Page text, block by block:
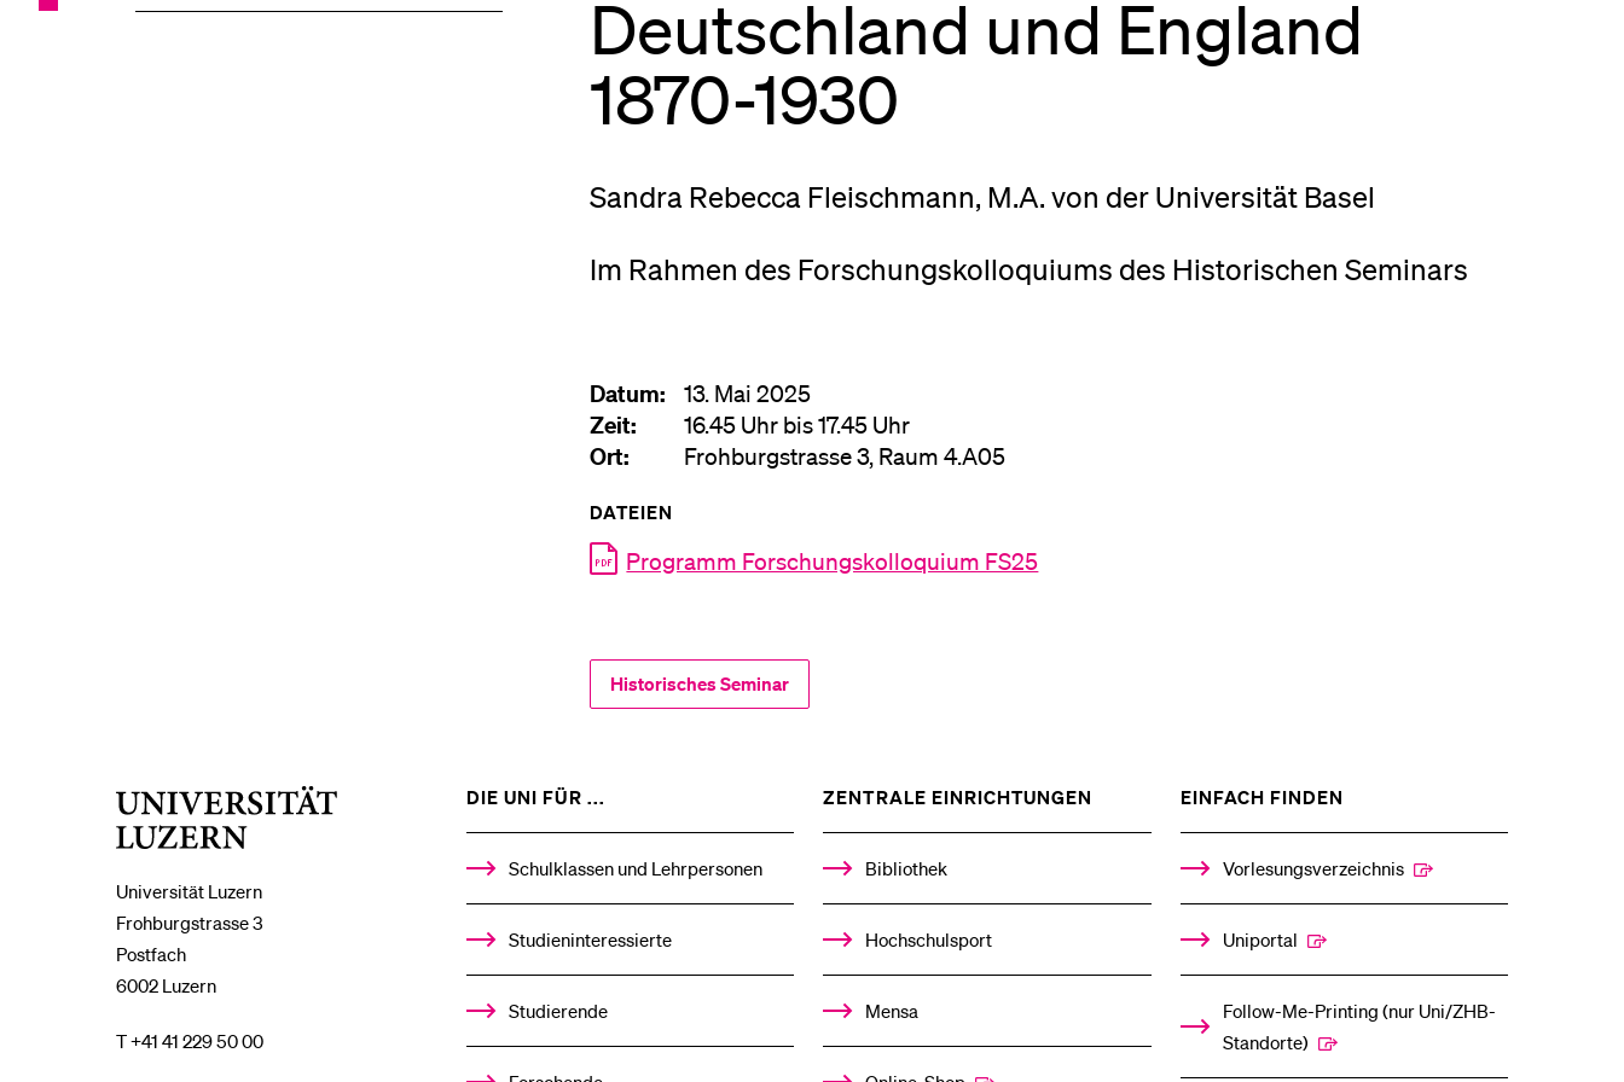
Deutschland und England
1870-1930
Sandra Rebecca Fleischmann, M.A. von der Universität Basel
Im Rahmen des Forschungskolloquiums des Historischen Seminars
Datum: 13. Mai 2025
Zeit: 16.45 Uhr bis 17.45 Uhr
Ort: Frohburgstrasse 3, Raum 4.A05
DATEIEN
Programm Forschungskolloquium FS25
Historisches Seminar
Universität Luzern
Frohburgstrasse 3
Postfach
6002 Luzern
T +41 41 229 50 00
DIE UNI FÜR ...
%1$S
UNTERMENÜ
Schulklassen und Lehrpersonen
Studieninteressierte
Studierende
ZENTRALE EINRICHTUNGEN
%1$S
UNTERMENÜ
Bibliothek
Hochschulsport
Mensa
EINFACH FINDEN
%1$S
UNTERMENÜ
Vorlesungsverzeichnis
Uniportal
Follow-Me-Printing­ ­(nur Uni/ZHB-
Standorte)
Mitarbeitende
Förderer
Anmeldung und Zulassung